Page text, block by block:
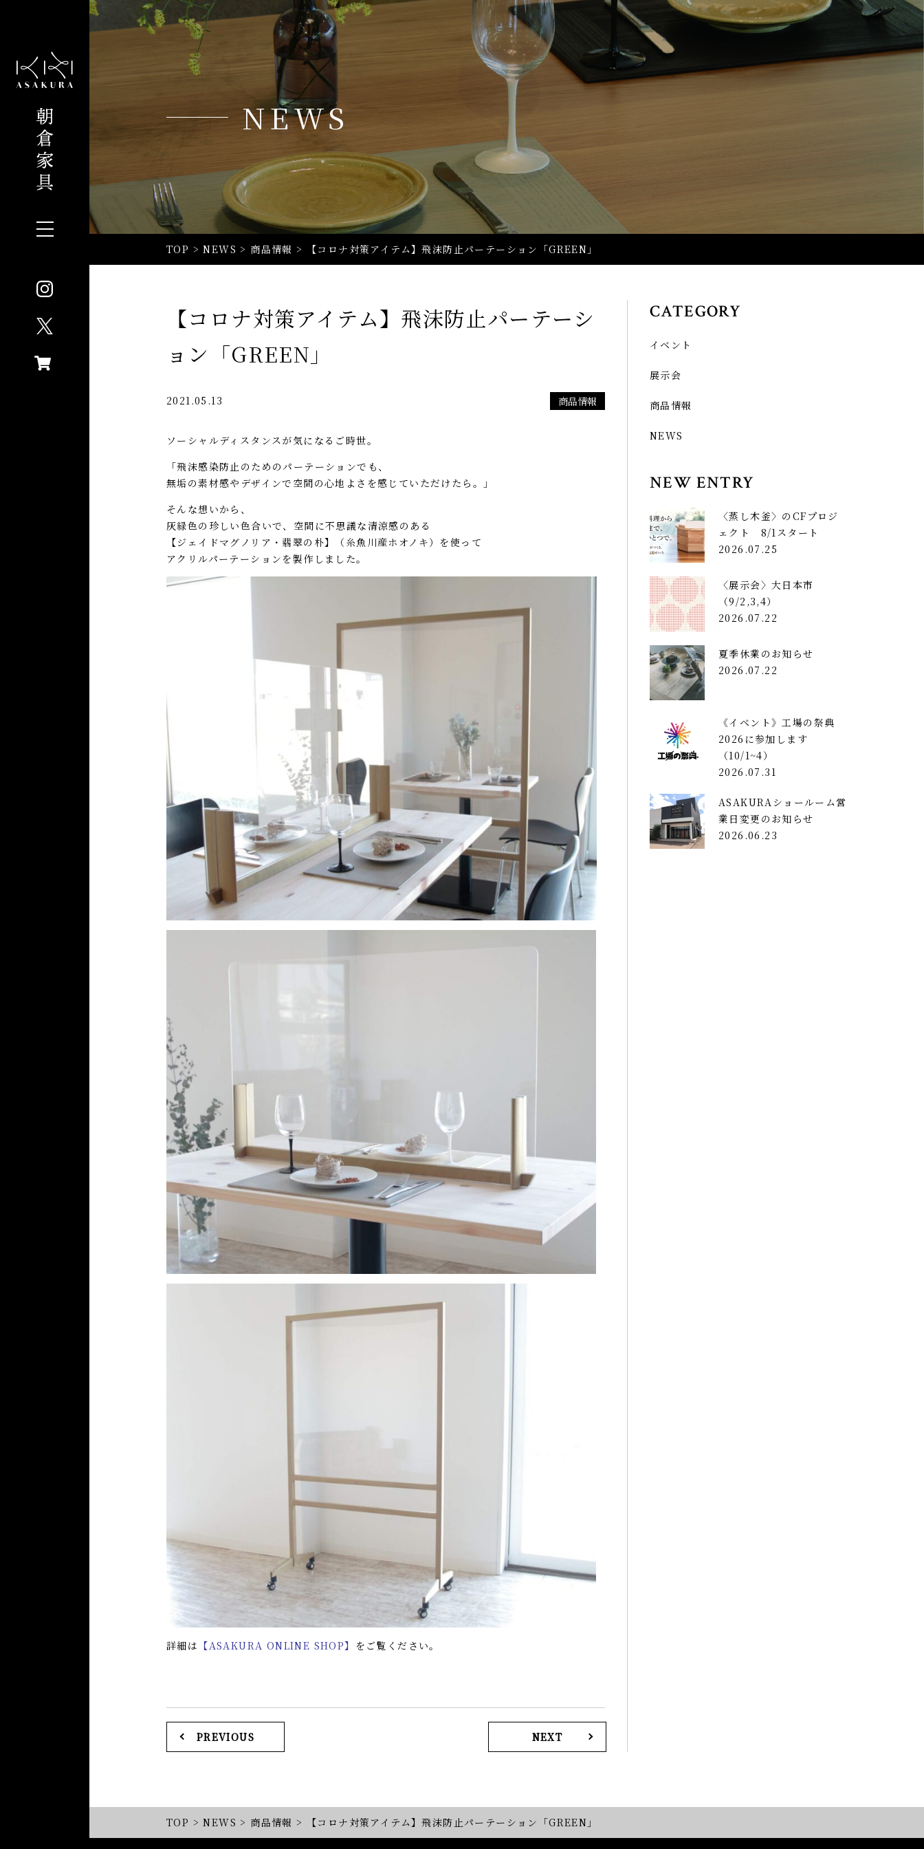
NEWS
TOP >NEWS > 商品情報 > 【コロナ対策アイテム】飛沫防止パーテーション「GREEN」
【コロナ対策アイテム】飛沫防止パーテーシ
ョン「GREEN」
2021.05.13 商品情報
ソーシャルディスタンスが気になるご時世。
「飛沫感染防止のためのパーテーションでも、
無垢の素材感やデザインで空間の心地よさを感じていただけたら。」
そんな想いから、
灰緑色の珍しい色合いで、空間に不思議な清涼感のある
【ジェイドマグノリア・翡翠の朴】（糸魚川産ホオノキ）を使って
アクリルパーテーションを製作しました。
詳細は 【ASAKURA ONLINE SHOP】 をご覧ください。
PREVIOUS NEXT
CATEGORY
イベント
展示会
商品情報
NEWS
NEW ENTRY
〈蒸し木釜〉のCFプロジ
ェクト 8/1スタート
2026.07.25
〈展示会〉大日本市
（9/2,3,4）
2026.07.22
夏季休業のお知らせ
2026.07.22
《イベント》工場の祭典
2026に参加します
（10/1~4）
2026.07.31
ASAKURAショールーム営
業日変更のお知らせ
2026.06.23
TOP >NEWS > 商品情報 > 【コロナ対策アイテム】飛沫防止パーテーション「GREEN」